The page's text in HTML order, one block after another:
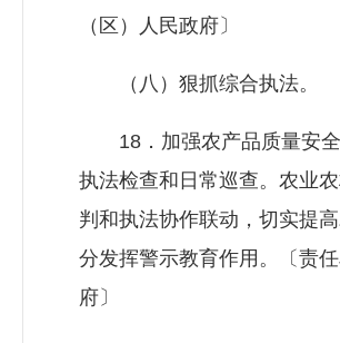
（区）人民政府〕
（八）狠抓综合执法。
18．加强农产品质量安全
执法检查和日常巡查。农业
判和执法协作联动，切实提
分发挥警示教育作用。〔责
府〕